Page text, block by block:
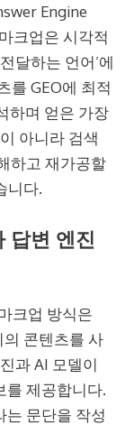
Engine
크업은 시각적
달하는 언어’에
를 GEO에 최적
하며 얻은 가장
아니라 검색
하고 재가공할
니다.
답변 엔진
크업 방식은
의 콘텐츠를 사
과 AI 모델이
를 제공합니다.
는 문단을 작성